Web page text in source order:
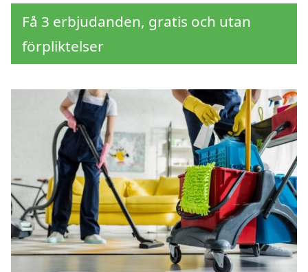
Få 3 erbjudanden, gratis och utan
förpliktelser